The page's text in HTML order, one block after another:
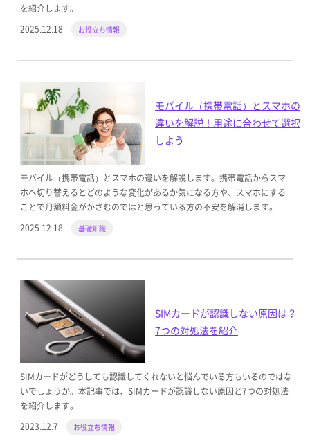
を紹介します。
2025.12.18
お役立ち情報
モバイル（携帯電話）とスマホの
違いを解説！用途に合わせて選択
しよう
モバイル（携帯電話）とスマホの違いを解説します。携帯電話からスマ
ホへ切り替えるとどのような変化があるか気になる方や、スマホにする
ことで月額料金がかさむのではと思っている方の不安を解消します。
2025.12.18
基礎知識
SIMカードが認識しない原因は？
7つの対処法を紹介
SIMカードがどうしても認識してくれないと悩んでいる方もいるのではな
いでしょうか。本記事では、SIMカードが認識しない原因と7つの対処法
を紹介します。
2023.12.7
お役立ち情報